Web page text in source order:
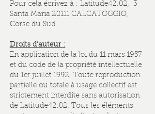
Pour cela écrivez à : Latitude42.02, 3
Santa Maria 20111 CALCATOGGIO,
Corse du Sud.
Droits d’auteur :
En application de la loi du 11 mars 1957
et du code de la propriété intellectuelle
du 1er juillet 1992, Toute reproduction
partielle ou totale à usage collectif est
strictement interdite sans autorisation
de Latitude42.02. Tous les éléments